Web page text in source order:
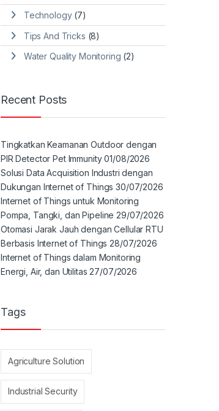
Technology(7)
Tips And Tricks (8)
Water Quality Monitoring (2)
Recent Posts
Tingkatkan Keamanan Outdoor dengan
PIR Detector Pet Immunity 01/08/2026
Solusi Data Acquisition Industri dengan
Dukungan Internet of Things 30/07/2026
Internet of Things untuk Monitoring
Pompa, Tangki, dan Pipeline 29/07/2026
Otomasi Jarak Jauh dengan Cellular RTU
Berbasis Internet of Things 28/07/2026
Internet of Things dalam Monitoring
Energi, Air, dan Utilitas 27/07/2026
Tags
Agriculture Solution
Industrial Security